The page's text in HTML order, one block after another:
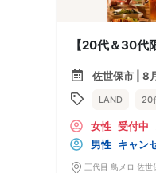
【20代＆30代
佐世保市 | 8
LAND 20
女性 受付中
男性 キャン
三代目 鳥メロ 佐